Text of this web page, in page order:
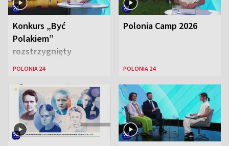
Konkurs „Być
Polakiem”
rozstrzygnięty
POLONIA 24
Polonia Camp 2026
POLONIA 24